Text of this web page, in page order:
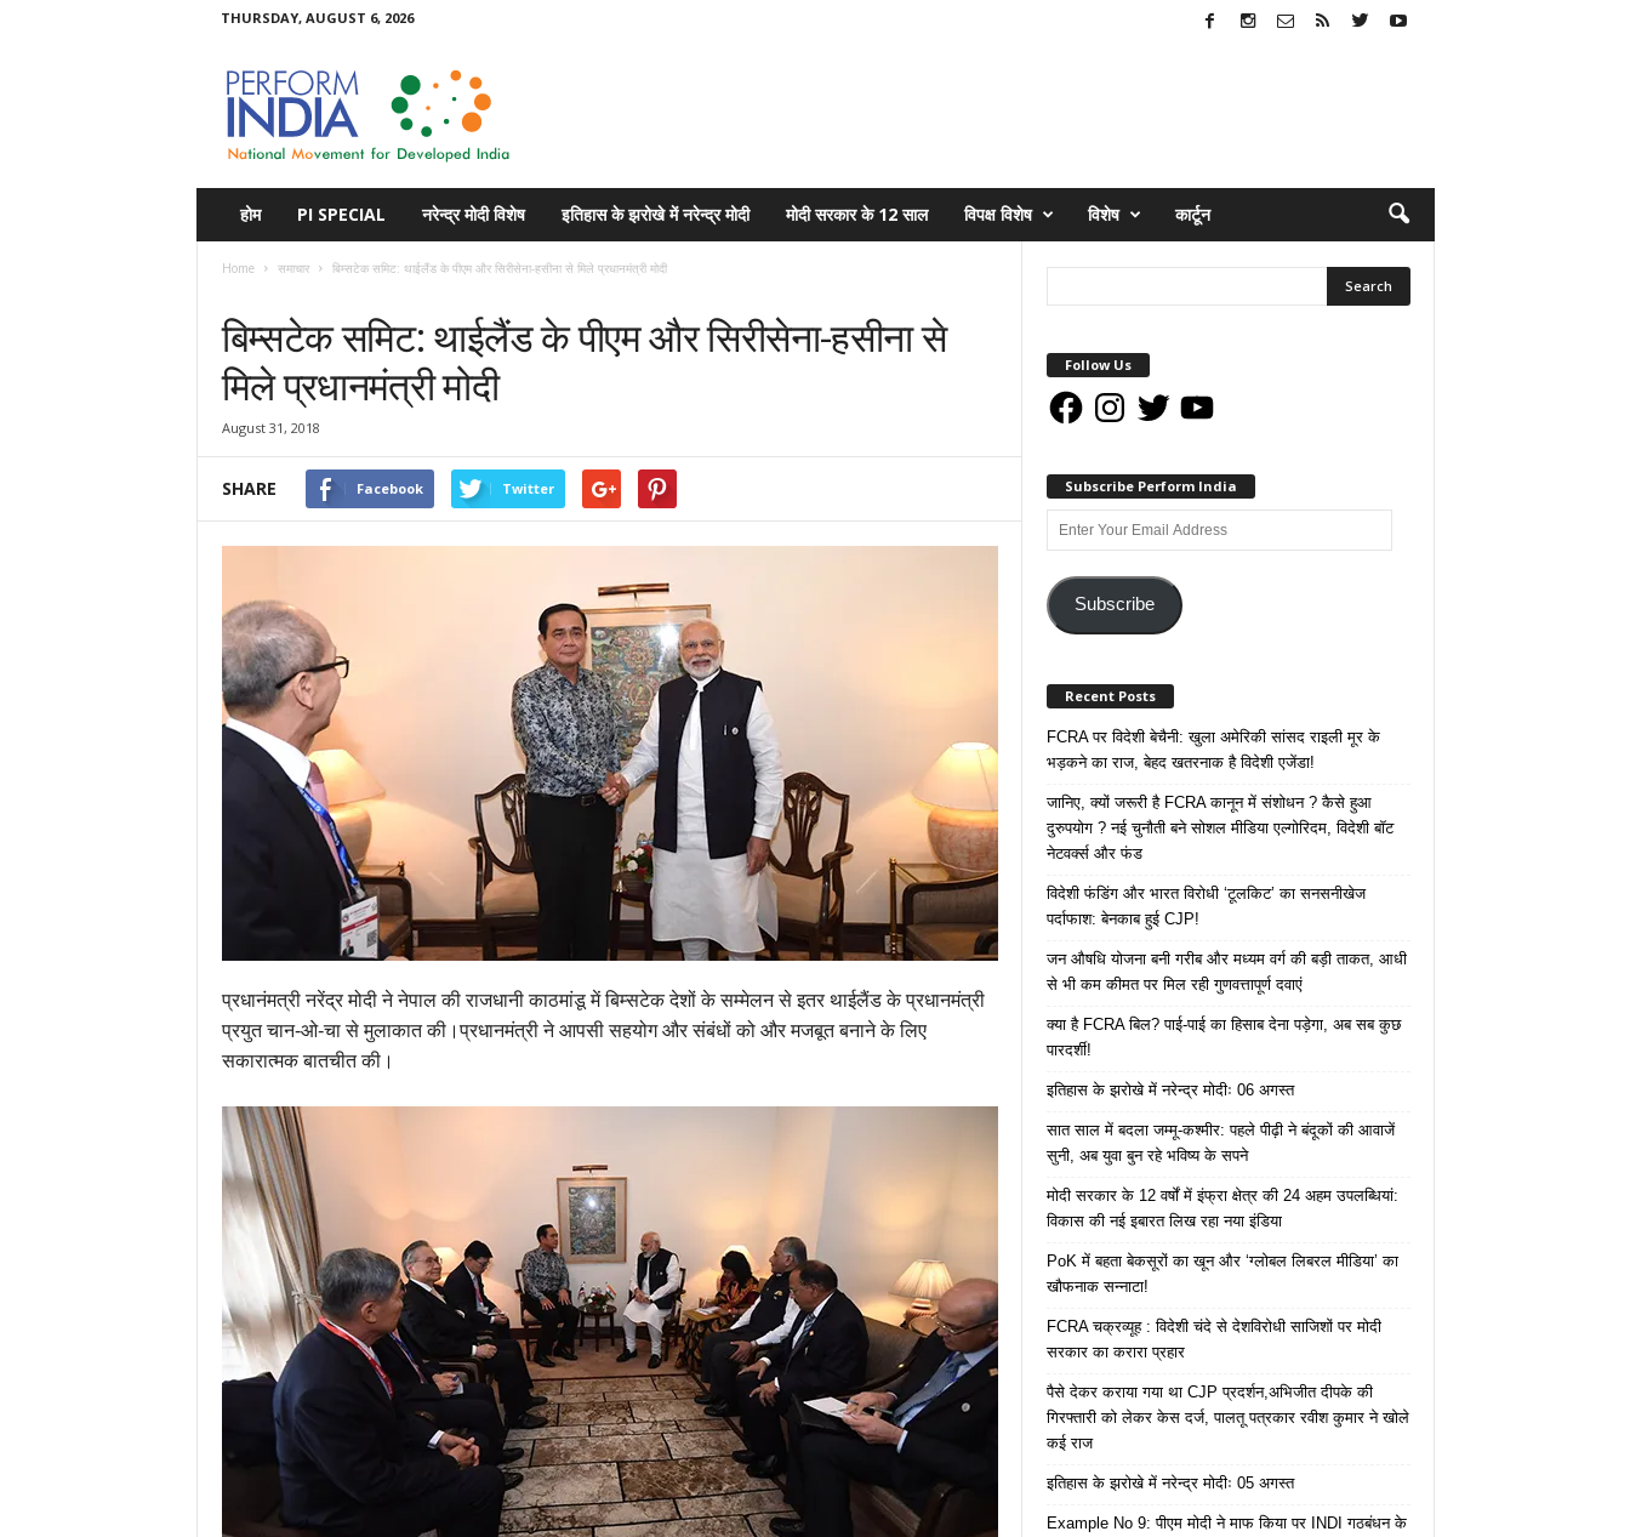
THURSDAY, AUGUST 6, 2026
होम PI SPECIAL नरेन्द्र मोदी विशेष इतिहास के झरोखे में नरेन्द्र मोदी मोदी सरकार के 12 साल विपक्ष विशेष विशेष कार्टून
Home समाचार बिम्सटेक समिट: थाईलैंड के पीएम और सिरीसेना-हसीना से मिले प्रधानमंत्री मोदी
बिम्सटेक समिट: थाईलैंड के पीएम और सिरीसेना-हसीना से
मिले प्रधानमंत्री मोदी
August 31, 2018
SHARE Facebook Twitter
प्रधानंमत्री नरेंद्र मोदी ने नेपाल की राजधानी काठमांडू में बिम्सटेक देशों के सम्मेलन से इतर थाईलैंड के प्रधानमंत्री
प्रयुत चान-ओ-चा से मुलाकात की।प्रधानमंत्री ने आपसी सहयोग और संबंधों को और मजबूत बनाने के लिए
सकारात्मक बातचीत की।
Follow Us
FacebookInstagram
Twitter YouTube
Subscribe Perform India
Enter
Your
AddressSubscribe
Recent Posts
FCRA पर विदेशी बेचैनी: खुला अमेरिकी सांसद राइली मूर के
भड़कने का राज, बेहद खतरनाक है विदेशी एजेंडा!
जानिए, क्यों जरूरी है FCRA कानून में संशोधन ? कैसे हुआ
दुरुपयोग ? नई चुनौती बने सोशल मीडिया एल्गोरिदम, विदेशी बॉट
नेटवर्क्स और फंड
विदेशी फंडिंग और भारत विरोधी ‘टूलकिट’ का सनसनीखेज
पर्दाफाश: बेनकाब हुई CJP!
जन औषधि योजना बनी गरीब और मध्यम वर्ग की बड़ी ताकत, आधी
से भी कम कीमत पर मिल रही गुणवत्तापूर्ण दवाएं
क्या है FCRA बिल? पाई-पाई का हिसाब देना पड़ेगा, अब सब कुछ
पारदर्शी!
इतिहास के झरोखे में नरेन्द्र मोदीः 06 अगस्त
सात साल में बदला जम्मू-कश्मीर: पहले पीढ़ी ने बंदूकों की आवाजें
सुनी, अब युवा बुन रहे भविष्य के सपने
मोदी सरकार के 12 वर्षों में इंफ्रा क्षेत्र की 24 अहम उपलब्धियां:
विकास की नई इबारत लिख रहा नया इंडिया
PoK में बहता बेकसूरों का खून और ‘ग्लोबल लिबरल मीडिया’ का
खौफनाक सन्नाटा!
FCRA चक्रव्यूह : विदेशी चंदे से देशविरोधी साजिशों पर मोदी
सरकार का करारा प्रहार
पैसे देकर कराया गया था CJP प्रदर्शन,अभिजीत दीपके की
गिरफ्तारी को लेकर केस दर्ज, पालतू पत्रकार रवीश कुमार ने खोले
कई राज
इतिहास के झरोखे में नरेन्द्र मोदीः 05 अगस्त
Example No 9: पीएम मोदी ने माफ किया पर INDI गठबंधन के